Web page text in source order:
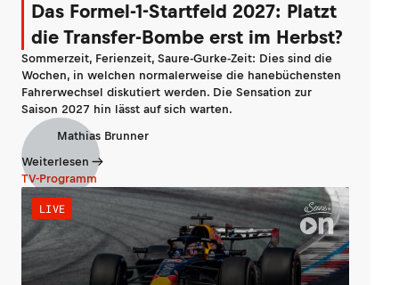
Das Formel-1-Startfeld 2027: Platzt
die Transfer-Bombe erst im Herbst?
Sommerzeit, Ferienzeit, Saure-Gurke-Zeit: Dies sind die
Wochen, in welchen normalerweise die hanebüchensten
Fahrerwechsel diskutiert werden. Die Sensation zur
Saison 2027 hin lässt auf sich warten.
Mathias Brunner
Weiterlesen
TV-Programm
LIVE